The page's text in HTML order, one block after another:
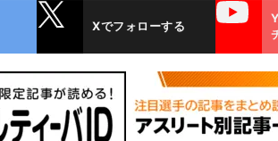
Xでフォローする
YouTube